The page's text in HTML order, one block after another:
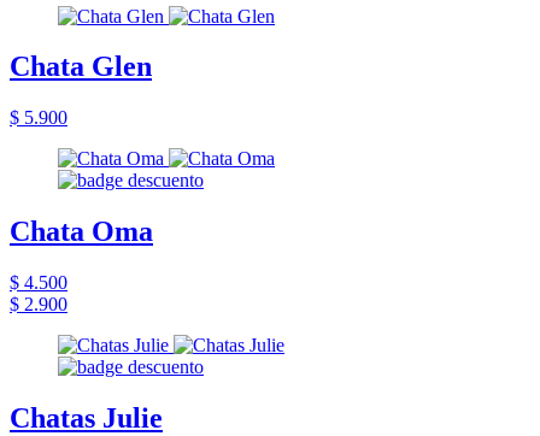
Chata Glen
$ 5.900
Chata Oma
$ 4.500
$ 2.900
Chatas Julie